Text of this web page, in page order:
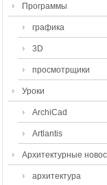
Программы
графика
3D
просмотрщики
Уроки
ArchiCad
Artlantis
Архитектурные
архитектура